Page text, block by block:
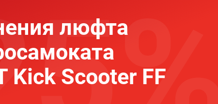
люфта
Kick Scooter FF